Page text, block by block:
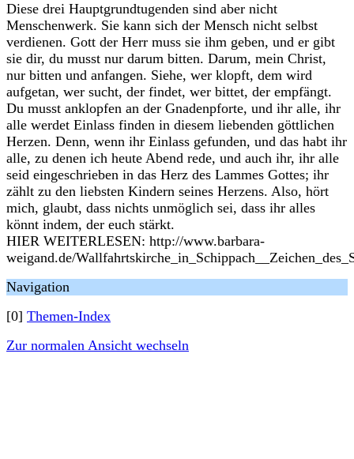
Diese drei Hauptgrundtugenden sind aber nicht
Menschenwerk. Sie kann sich der Mensch nicht selbst
verdienen. Gott der Herr muss sie ihm geben, und er gibt
sie dir, du musst nur darum bitten. Darum, mein Christ,
nur bitten und anfangen. Siehe, wer klopft, dem wird
aufgetan, wer sucht, der findet, wer bittet, der empfängt.
Du musst anklopfen an der Gnadenpforte, und ihr alle, ihr
alle werdet Einlass finden in diesem liebenden göttlichen
Herzen. Denn, wenn ihr Einlass gefunden, und das habt ihr
alle, zu denen ich heute Abend rede, und auch ihr, ihr alle
seid eingeschrieben in das Herz des Lammes Gottes; ihr
zählt zu den liebsten Kindern seines Herzens. Also, hört
mich, glaubt, dass nichts unmöglich sei, dass ihr alles
könnt indem, der euch stärkt.
HIER WEITERLESEN: http://www.barbara-
weigand.de/
Navigation
[0] Themen-Index
Zur normalen Ansicht wechseln